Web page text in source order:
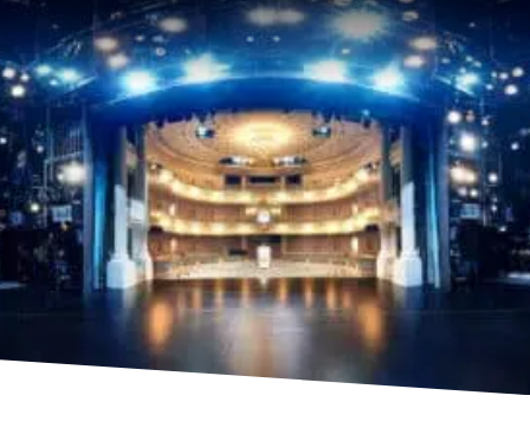
Welches Wort möchtest du nie mehr hören?
Krieg.